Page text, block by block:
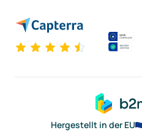
Hergestellt in der EU